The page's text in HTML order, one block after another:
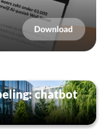
chatbot